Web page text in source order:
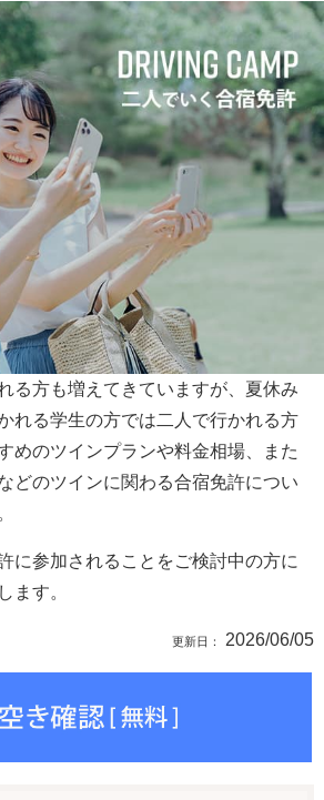
る方も増えてきていますが、夏休み
れる学生の方では二人で行かれる方
めのツインプランや料金相場、また
どのツインに関わる合宿免許につい
に参加されることをご検討中の方に
ます。
2026/06/05